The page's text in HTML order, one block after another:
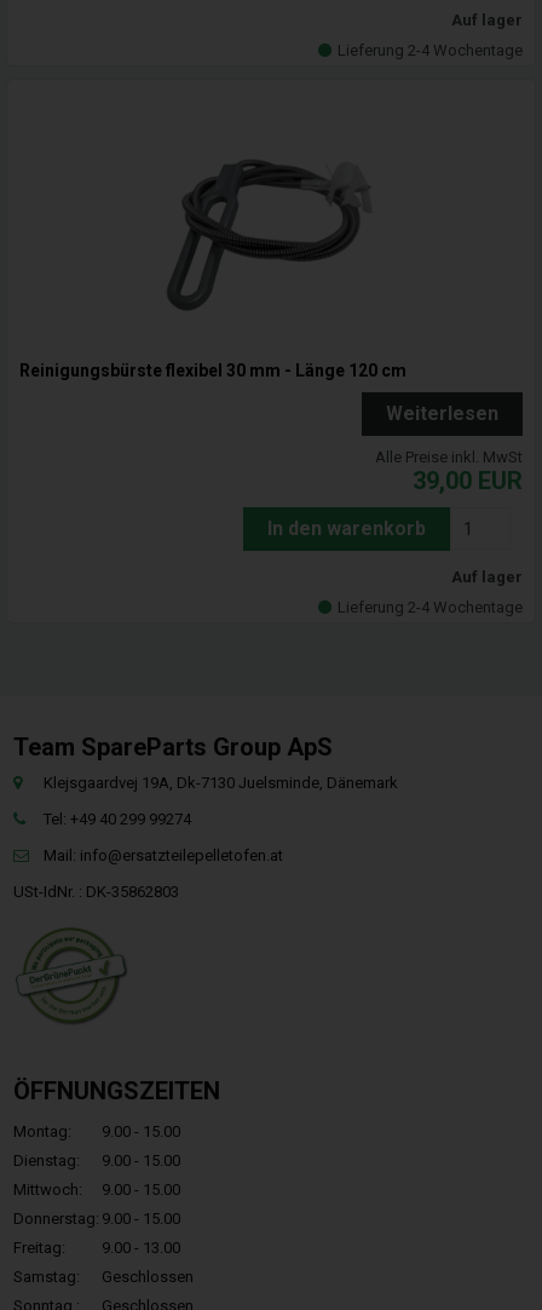
Auf lager
Lieferung 2-4 Wochentage
Reinigungsbürste flexibel 30 mm - Länge 120 cm
Weiterlesen
Alle Preise inkl. MwSt
39,00 EUR
In den warenkorb
Auf lager
Lieferung 2-4 Wochentage
Team SpareParts Group ApS
Klejsgaardvej 19A, Dk-7130 Juelsminde, Dänemark
Tel: +49 40 299 99274
Mail: info@ersatzteilepelletofen.at
USt-IdNr. : DK-35862803
ÖFFNUNGSZEITEN
Montag:
9.00 - 15.00
Dienstag:
9.00 - 15.00
Mittwoch:
9.00 - 15.00
Donnerstag: 9.00 - 15.00
Freitag:
9.00 - 13.00
Samstag:
Geschlossen
Sonntag.:
Geschlossen